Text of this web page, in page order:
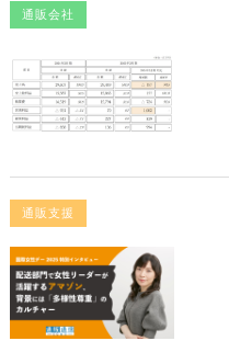
通販会社
通販支援